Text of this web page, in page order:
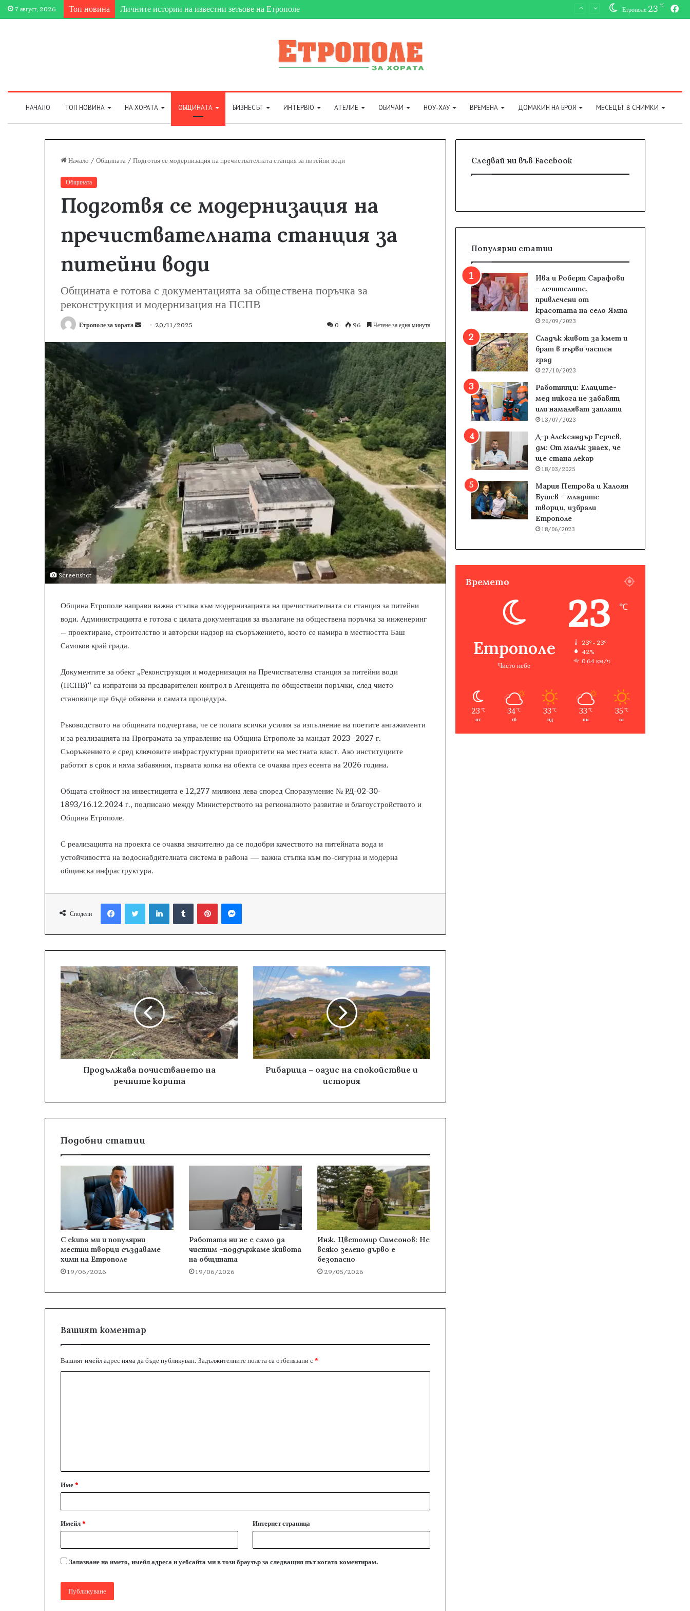
7 август, 2026 Топ новина Личните истории на известни зетьове на Етрополе Етрополе 23 ℃
НАЧАЛО ТОП НОВИНА НА ХОРАТА ОБЩИНАТА БИЗНЕСЪТ ИНТЕРВЮ АТЕЛИЕ ОБИЧАИ НОУ-ХАУ ВРЕМЕНА ДОМАКИН НА БРОЯ МЕСЕЦЪТ В СНИМКИ
Начало / Общината / Подготвя се модернизация на пречиствателната станция за питейни води
Общината
Подготвя се модернизация на
пречиствателната станция за
питейни води
Общината е готова с документацията за обществена поръчка за
реконструкция и модернизация на ПСПВ
Етрополе за хората
a
i
20/11/2025 0 96 Четене за една минута
Screenshot
Община Етрополе направи важна стъпка към модернизацията на пречиствателната си станция за питейни
води. Администрацията е готова с цялата документация за възлагане на обществена поръчка за инженеринг
– проектиране, строителство и авторски надзор на съоръжението, което се намира в местността Баш
Самоков край града.
Документите за обект „Реконструкция и модернизация на Пречиствателна станция за питейни води
(ПСПВ)“ са изпратени за предварителен контрол в Агенцията по обществени поръчки, след чието
становище ще бъде обявена и самата процедура.
Ръководството на общината подчертава, че се полага всички усилия за изпълнение на поетите ангажименти
и за реализацията на Програмата за управление на Община Етрополе за мандат 2023–2027 г.
Съоръжението е сред ключовите инфраструктурни приоритети на местната власт. Ако институциите
работят в срок и няма забавяния, първата копка на обекта се очаква през есента на 2026 година.
Общата стойност на инвестицията е 12,277 милиона лева според Споразумение № РД-02-30-
1893/16.12.2024 г., подписано между Министерството на регионалното развитие и благоустройството и
Община Етрополе.
С реализацията на проекта се очаква значително да се подобри качеството на питейната вода и
устойчивостта на водоснабдителната система в района — важна стъпка към по-сигурна и модерна
общинска инфраструктура.
Сподели
Facebook LinkedIn
Продължава почистването на
речните корита
Рибарица – оазис на спокойствие и
история
Подобни статии
С екипа ми и популярни
местни творци създаваме
химн на Етрополе
19/06/2026
Работата ни не е само да
чистим –поддържаме живота
на общината
19/06/2026
Инж. Цветомир Симеонов: Не
всяко зелено дърво е
безопасно
29/05/2026
Вашият коментар
Вашият имейл адрес няма да бъде публикуван. Задължителните полета са отбелязани с*
а
р
Име*
Имейл* Интернет страница
Запазване на името, имейл адреса и уебсайта ми в този браузър за следващия път когато коментирам.
Следвай ни във Facebook
Популярни статии
Ива и Роберт Сарафови
– лечителите,
привлечени от
красотата на село Ямна
26/09/2023
Сладък живот за кмет и
брат в първи частен
град
27/10/2023
Работници: Елаците-
мед никога не забавят
или намаляват заплати
13/07/2023
Д-р Александър Герчев,
дм: От малък знаех, че
ще стана лекар
18/03/2025
Мария Петрова и Калоян
Бушев – младите
творци, избрали
Етрополе
18/06/2023
Времето
Етрополе
Чисто небе
23 ℃
23º - 23º
42%
0.64 км/ч
23 ℃
пт
34 ℃
сб
33 ℃
нд
33 ℃
пн
35 ℃
вт